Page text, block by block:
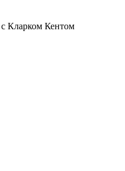
Кларком Кентом